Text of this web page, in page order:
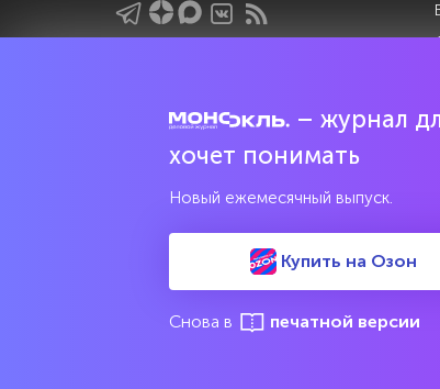
Интервью
Свидетельство о регистрации средства
культурного наследия
© 2017—2026 АНО «Творческий коллектив Эксперт»
– журнал
хочет понимать
Новый ежемесячный выпуск.
Купить на Озон
Снова в печатной версии